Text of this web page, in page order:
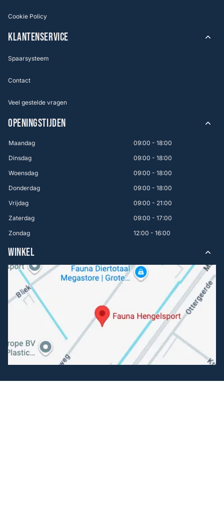
Cookie Policy
KLANTENSERVICE
Spaarsysteem
Contact
Veel gestelde vragen
OPENINGSTIJDEN
Maandag
09:00 - 18:00
Dinsdag
09:00 - 18:00
Woensdag
09:00 - 18:00
Donderdag
09:00 - 18:00
Vrijdag
09:00 - 21:00
Zaterdag
09:00 - 17:00
Zondag
12:00 - 16:00
WINKEL